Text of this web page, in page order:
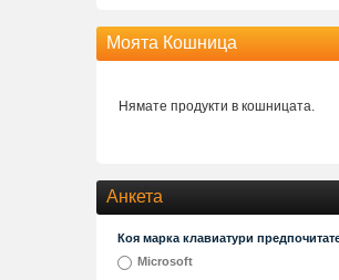
Моята Кошница
Нямате продукти в кошницата.
Анкета
Коя марка клавиатури
Microsoft